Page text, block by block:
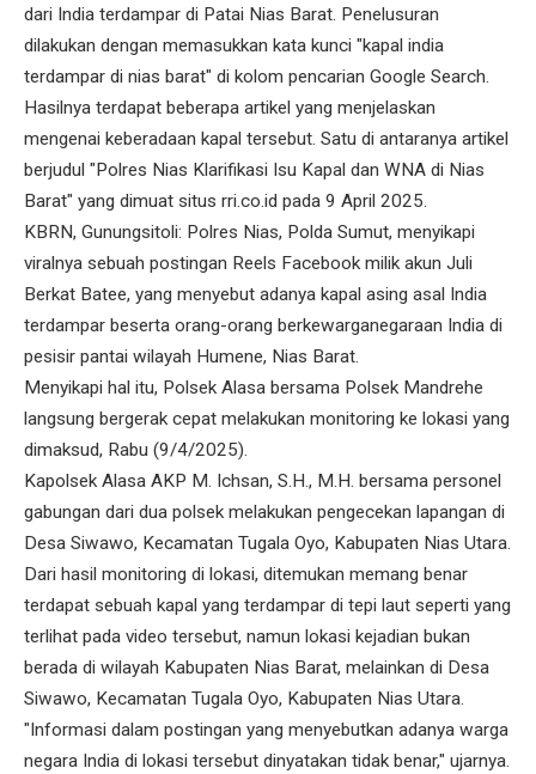
dari India terdampar di Patai Nias Barat. Penelusuran
dilakukan dengan memasukkan kata kunci "kapal india
terdampar di nias barat" di kolom pencarian Google Search.
Hasilnya terdapat beberapa artikel yang menjelaskan
mengenai keberadaan kapal tersebut. Satu di antaranya artikel
berjudul "Polres Nias Klarifikasi Isu Kapal dan WNA di Nias
Barat" yang dimuat situs rri.co.id pada 9 April 2025.
KBRN, Gunungsitoli: Polres Nias, Polda Sumut, menyikapi
viralnya sebuah postingan Reels Facebook milik akun Juli
Berkat Batee, yang menyebut adanya kapal asing asal India
terdampar beserta orang-orang berkewarganegaraan India di
pesisir pantai wilayah Humene, Nias Barat.
Menyikapi hal itu, Polsek Alasa bersama Polsek Mandrehe
langsung bergerak cepat melakukan monitoring ke lokasi yang
dimaksud, Rabu (9/4/2025).
Kapolsek Alasa AKP M. Ichsan, S.H., M.H. bersama personel
gabungan dari dua polsek melakukan pengecekan lapangan di
Desa Siwawo, Kecamatan Tugala Oyo, Kabupaten Nias Utara.
Dari hasil monitoring di lokasi, ditemukan memang benar
terdapat sebuah kapal yang terdampar di tepi laut seperti yang
terlihat pada video tersebut, namun lokasi kejadian bukan
berada di wilayah Kabupaten Nias Barat, melainkan di Desa
Siwawo, Kecamatan Tugala Oyo, Kabupaten Nias Utara.
"Informasi dalam postingan yang menyebutkan adanya warga
negara India di lokasi tersebut dinyatakan tidak benar," ujarnya.